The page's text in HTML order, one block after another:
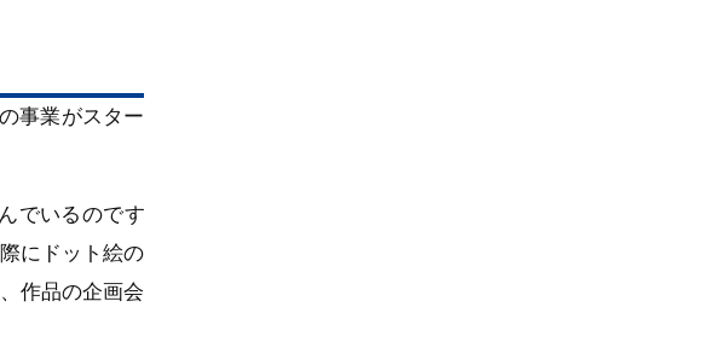
事業がスター
でいるのです
にドット絵の
作品の企画会